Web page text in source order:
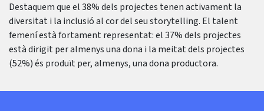
Destaquem que el 38% dels projectes tenen activament la
diversitat i la inclusió al cor del seu storytelling. El talent
femení està fortament representat: el 37% dels projectes
està dirigit per almenys una dona i la meitat dels projectes
(52%) és produït per, almenys, una dona productora.